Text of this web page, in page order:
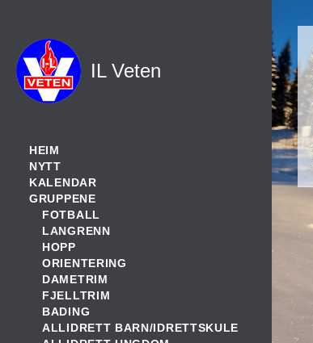
IL Veten
HEIM
NYTT
KALENDAR
GRUPPENE
FOTBALL
LANGRENN
HOPP
ORIENTERING
DAMETRIM
FJELLTRIM
BADING
ALLIDRETT BARN/IDRETTSKULE